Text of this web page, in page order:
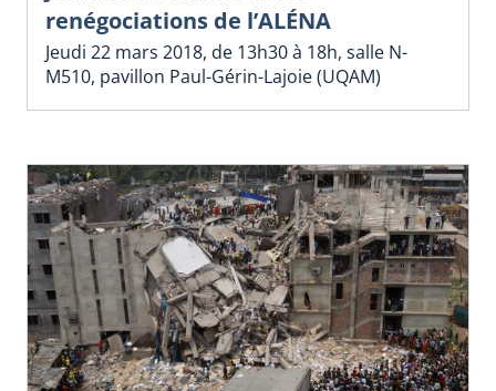
renégociations de l’ALÉNA
Jeudi 22 mars 2018, de 13h30 à 18h, salle N-
M510, pavillon Paul-Gérin-Lajoie (UQAM)